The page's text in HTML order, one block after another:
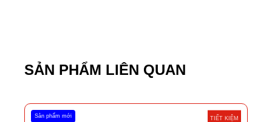
SẢN PHẨM LIÊN QUAN
Sản phẩm mới TIẾT KIỆM